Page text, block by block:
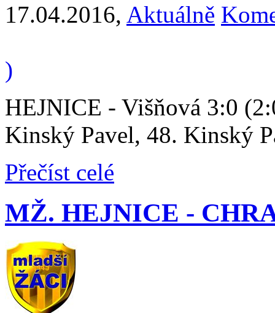
17.04.2016, Aktuálně
)
HEJNICE - Višňová 3:0
Kinský Pavel, 48. Kinský
Přečíst celé
MŽ. HEJNICE -